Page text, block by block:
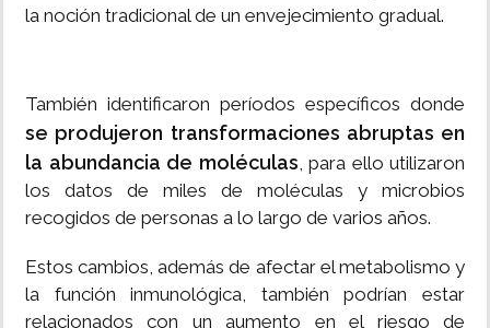
la noción tradicional de un envejecimiento gradual.
También identificaron períodos específicos donde
se produjeron transformaciones abruptas en
la abundancia de moléculas, para ello utilizaron
los datos de miles de moléculas y microbios
recogidos de personas a lo largo de varios años.
Estos cambios, además de afectar el metabolismo y
la función inmunológica, también podrían estar
relacionados con un aumento en el riesgo de